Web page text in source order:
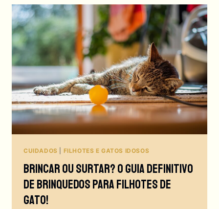
FAZER
BRINQUEDOS
CASEIROS
PARA
GATOS?
CUIDADOS FILHOTES E GATOS IDOSOS
Brincar Ou Surtar? O Guia Definitivo
De Brinquedos Para Filhotes De
Gato!